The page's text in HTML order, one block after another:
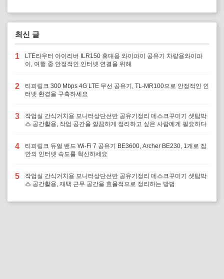
최신 글
1
LTE라우터 아이리버 ILR150 휴대용 와이파이 공유기 차량용와이파
이, 여행 중 안정적인 인터넷 연결을 위해
2
티피링크 300 Mbps 4G LTE 무선 공유기, TL-MR100으로 안정적인 인
터넷 환경을 구축하세요
3
작업실 간식거치용 모니터상단선반 공유기정리 데스크꾸미기 셋탑박
스 공간활용, 작업 공간을 깔끔하게 정리하고 싶은 사람에게 필요하다
4
티피링크 듀얼 밴드 Wi-Fi 7 공유기 BE3600, Archer BE230, 1개로 집
안의 인터넷 속도를 혁신하세요
5
작업실 간식거치용 모니터상단선반 공유기정리 데스크꾸미기 셋탑박
스 공간활용, 재택 근무 공간을 효율적으로 정리하는 방법